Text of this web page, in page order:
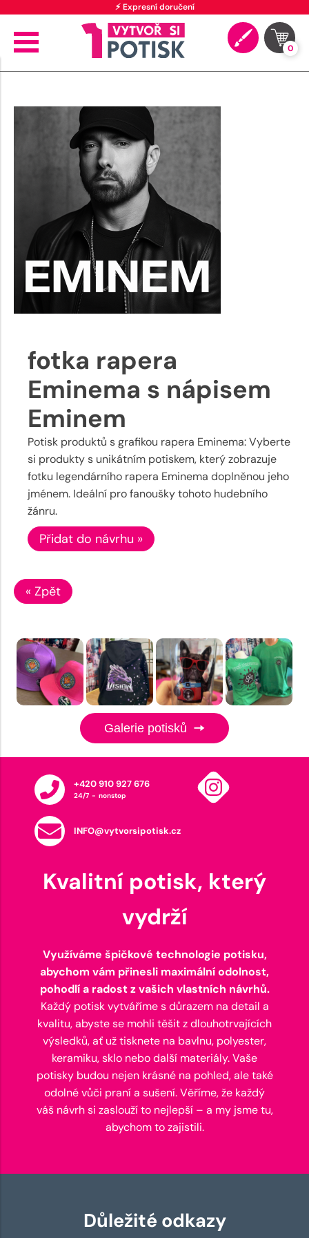
⚡ Expresní doručení
0
fotka rapera
Eminema s nápisem
Eminem
Potisk produktů s grafikou rapera Eminema: Vyberte
si produkty s unikátním potiskem, který zobrazuje
fotku legendárního rapera Eminema doplněnou jeho
jménem. Ideální pro fanoušky tohoto hudebního
žánru.
Přidat do návrhu »
« Zpět
Galerie potisků
+420 910 927 676
24/7 - nonstop
INFO@vytvorsipotisk.cz
Kvalitní potisk, který
vydrží
Využíváme špičkové technologie potisku,
abychom vám přinesli maximální odolnost,
pohodlí a radost z vašich vlastních návrhů.
Každý potisk vytváříme s důrazem na detail a
kvalitu, abyste se mohli těšit z dlouhotrvajících
výsledků, ať už tisknete na bavlnu, polyester,
keramiku, sklo nebo další materiály. Vaše
potisky budou nejen krásné na pohled, ale také
odolné vůči praní a sušení. Věříme, že každý
váš návrh si zaslouží to nejlepší – a my jsme tu,
abychom to zajistili.
Důležité odkazy